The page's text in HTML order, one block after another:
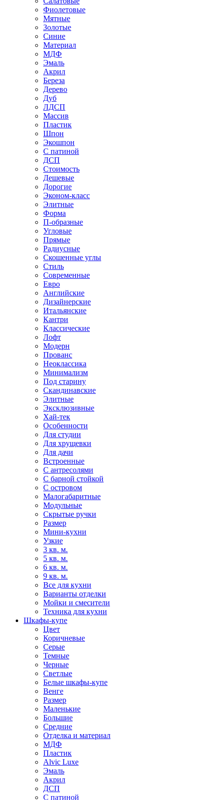
Фиолетовые
Мятные
Золотые
Синие
Материал
МДФ
Эмаль
Акрил
Береза
Дерево
Дуб
ЛДСП
Массив
Пластик
Шпон
Экошпон
С патиной
ДСП
Стоимость
Дешевые
Дорогие
Эконом-класс
Элитные
Форма
П-образные
Угловые
Прямые
Радиусные
Скошенные углы
Стиль
Современные
Евро
Английские
Дизайнерские
Итальянские
Кантри
Классические
Лофт
Модерн
Прованс
Неоклассика
Минимализм
Под старину
Скандинавские
Элитные
Эксклюзивные
Хай-тек
Особенности
Для студии
Для хрущевки
Для дачи
Встроенные
С антресолями
С барной стойкой
С островом
Малогабаритные
Модульные
Скрытые ручки
Размер
Мини-кухни
Узкие
3 кв. м.
5 кв. м.
6 кв. м.
9 кв. м.
Все для кухни
Варианты отделки
Мойки и смесители
Техника для кухни
Шкафы-купе
Цвет
Коричневые
Серые
Темные
Черные
Светлые
Белые шкафы-купе
Венге
Размер
Маленькие
Большие
Средние
Отделка и материал
МДФ
Пластик
Alvic Luxe
Эмаль
Акрил
ДСП
С патиной